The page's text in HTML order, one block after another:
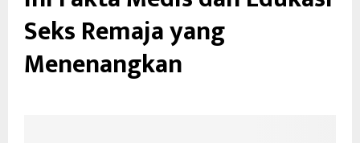
Seks Remaja yang
Menenangkan